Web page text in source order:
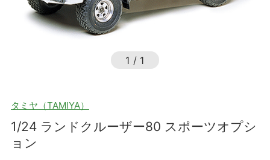
1 / 1
タミヤ（TAMIYA）
1/24 ランドクルーザー80 スポーツオプシ
ョン